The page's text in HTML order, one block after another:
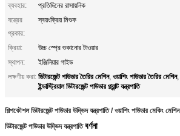
ব্যবহার:
প্রতিদিনের রাসায়নিক
যন্ত্রের
প্রকার:
স্বয়ংক্রিয় মিশুক
ক্রিয়া:
উচ্চ স্প্রে শুকানোর টাওয়ার
স্থাপন:
ইঞ্জিনিয়ার গাইড
লক্ষণীয় করা: ডিটারজেন্ট পাউডার তৈরির মেশিন, ওয়াশিং পাউডার তৈরির মেশিন,
ইন্ডাস্ট্রিয়াল ডিটারজেন্ট পাউডার প্ল্যান্ট যন্ত্রপাতি
শিল্পকৌশল ডিটারজেন্ট পাউডার উদ্ভিদ যন্ত্রপাতি / ওয়াশিং পাউডার মেকিং মেশিন
ডিটারজেন্ট পাউডার উদ্ভিদ যন্ত্রপাতিবর্ণনা